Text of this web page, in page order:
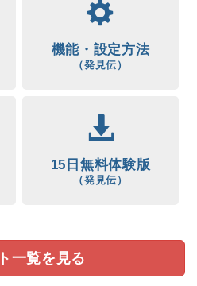
機能・設定方法
（発見伝）
15日無料体験版
（発見伝）
一覧を見る